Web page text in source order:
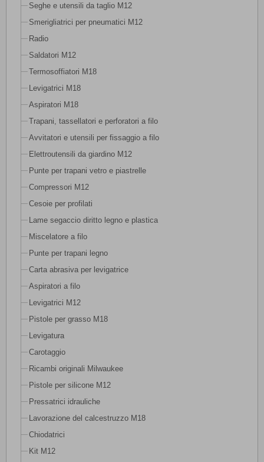
Seghe e utensili da taglio M12
Smerigliatrici per pneumatici M12
Radio
Saldatori M12
Termosoffiatori M18
Levigatrici M18
Aspiratori M18
Trapani, tassellatori e perforatori a filo
Avvitatori e utensili per fissaggio a filo
Elettroutensili da giardino M12
Punte per trapani vetro e piastrelle
Compressori M12
Cesoie per profilati
Lame segaccio diritto legno e plastica
Miscelatore a filo
Punte per trapani legno
Carta abrasiva per levigatrice
Aspiratori a filo
Levigatrici M12
Pistole per grasso M18
Levigatura
Carotaggio
Ricambi originali Milwaukee
Pistole per silicone M12
Pressatrici idrauliche
Lavorazione del calcestruzzo M18
Chiodatrici
Kit M12